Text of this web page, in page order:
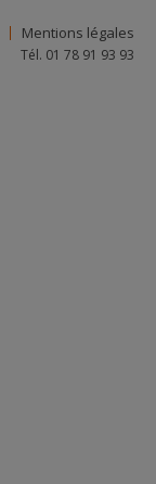
Mentions légales
Tél. 01 78 91 93 93